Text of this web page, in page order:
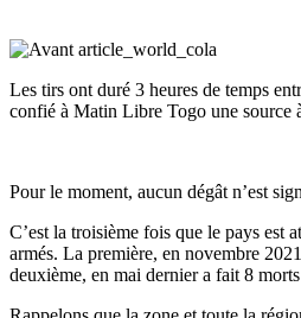
Les tirs ont duré 3 heures de temps
confié à Matin Libre Togo une source
Pour le moment, aucun dégât n’est
C’est la troisième fois que le pays est
armés. La première, en novembre
deuxième, en mai dernier a fait 8 morts